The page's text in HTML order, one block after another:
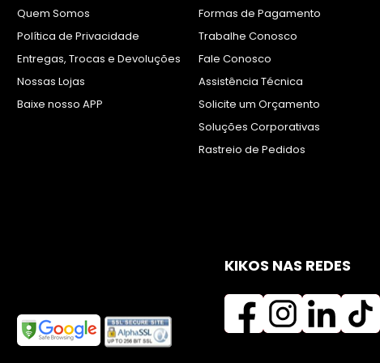
Quem Somos
Política de Privacidade
Entregas, Trocas e Devoluções
Nossas Lojas
Baixe nosso APP
Formas de Pagamento
Trabalhe Conosco
Fale Conosco
Assistência Técnica
Solicite um Orçamento
Soluções Corporativas
Rastreio de Pedidos
KIKOS NAS REDES